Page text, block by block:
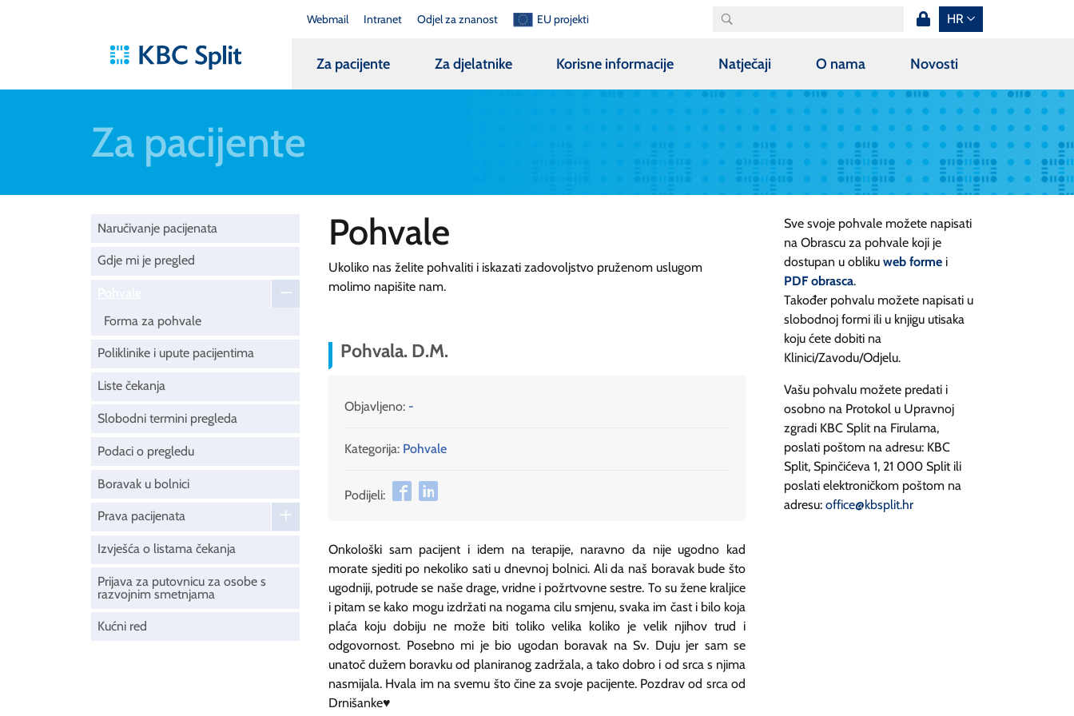
Webmail Intranet Odjel za znanost EU projekti HR
Za pacijente Za djelatnike Korisne informacije Natječaji O nama Novosti
Za pacijente
Naručivanje pacijenata
Gdje mi je pregled
Forma za pohvale
Poliklinike i upute pacijentima
Liste čekanja
Slobodni termini pregleda
Podaci o pregledu
Boravak u bolnici
Prava pacijenata
Izvješća o listama čekanja
Prijava za putovnicu za osobe s
razvojnim smetnjama
Kućni red
Pohvale
Ukoliko nas želite pohvaliti i iskazati zadovoljstvo pruženom uslugom
molimo napišite nam.
Pohvala. D.M.
Objavljeno: -
Kategorija: Pohvale
Podijeli:
​​​​​Onkološki sam pacijent i idem na terapije, naravno da nije ugodno kad
morate sjediti po nekoliko sati u dnevnoj bolnici. Ali da naš boravak bude što
ugodniji, potrude se naše drage, vridne i požrtvovne sestre. To su žene kraljice
i pitam se kako mogu izdržati na nogama cilu smjenu, svaka im čast i bilo koja
plaća koju dobiju ne može biti toliko velika koliko je velik njihov trud i
odgovornost. Posebno mi je bio ugodan boravak na Sv. Duju jer sam se
unatoč dužem boravku od planiranog zadržala, a tako dobro i od srca s njima
nasmijala. Hvala im na svemu što čine za svoje pacijente. Pozdrav od srca od
Drnišanke♥️
Sve svoje pohvale možete napisati
na Obrascu za pohvale koji je
dostupan u obliku web forme i
PDF obrasca.
Također pohvalu možete napisati u
slobodnoj formi ili u knjigu utisaka
koju ćete dobiti na
Klinici/Zavodu/Odjelu.
Vašu pohvalu možete predati i
osobno na Protokol u Upravnoj
zgradi KBC Split na Firulama,
poslati poštom na adresu: KBC
Split, Spinčićeva 1, 21 000 Split ili
poslati elektroničkom poštom na
adresu: office@kbsplit.hr